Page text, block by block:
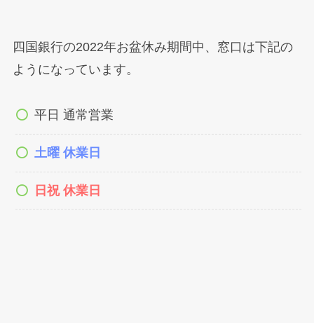
四国銀行の2022年お盆休み期間中、窓口は下記の
ようになっています。
平日 通常営業
土曜 休業日
日祝 休業日